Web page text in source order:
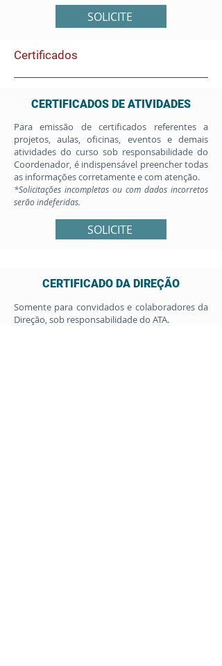
SOLICITE
Certificados
CERTIFICADOS DE ATIVIDADES
Para emissão de certificados referentes a
projetos, aulas, oficinas, eventos e demais
atividades do curso sob responsabilidade do
Coordenador, é indispensável preencher todas
as informações corretamente e com atenção.
*Solicitações incompletas ou com dados incorretos
serão indeferidas.
SOLICITE
CERTIFICADO DA DIREÇÃO
Somente para convidados e colaboradores da
Direção, sob responsabilidade do ATA.